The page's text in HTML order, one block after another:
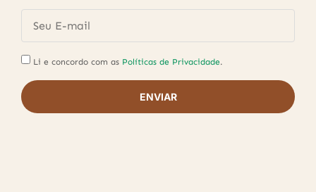
Li e concordo com as Políticas de Privacidade.
ENVIAR